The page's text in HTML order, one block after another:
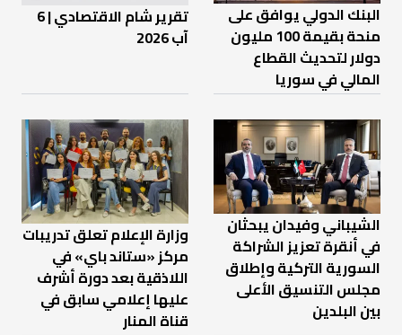
البنك الدولي يوافق على
منحة بقيمة 100 مليون
دولار لتحديث القطاع
المالي في سوريا
تقرير شام الاقتصادي | 6
آب 2026
الشيباني وفيدان يبحثان
في أنقرة تعزيز الشراكة
السورية التركية وإطلاق
مجلس التنسيق الأعلى
بين البلدين
وزارة الإعلام تعلق تدريبات
مركز «ستاند باي» في
اللاذقية بعد دورة أشرف
عليها إعلامي سابق في
قناة المنار